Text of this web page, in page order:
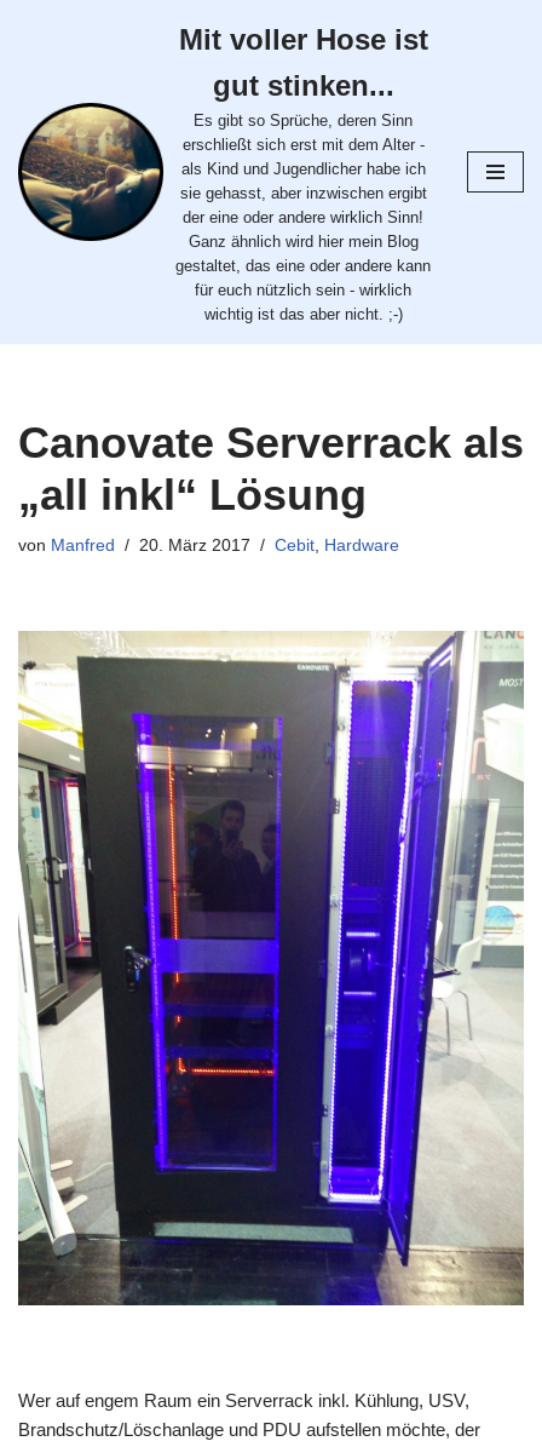
springen
Mit voller Hose ist
gut stinken...
Es gibt so Sprüche, deren Sinn
erschließt sich erst mit dem Alter -
als Kind und Jugendlicher habe ich
sie gehasst, aber inzwischen ergibt
der eine oder andere wirklich Sinn!
Ganz ähnlich wird hier mein Blog
gestaltet, das eine oder andere kann
für euch nützlich sein - wirklich
wichtig ist das aber nicht. ;-)
Canovate Serverrack als
„all inkl“ Lösung
von Manfred 20. März 2017 Cebit, Hardware
Wer auf engem Raum ein Serverrack inkl. Kühlung, USV,
Brandschutz/Löschanlage und PDU aufstellen möchte, der